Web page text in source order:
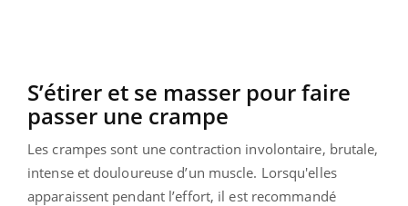
S’étirer et se masser pour faire
passer une crampe
Les crampes sont une contraction involontaire, brutale,
intense et douloureuse d’un muscle. Lorsqu'elles
apparaissent pendant l’effort, il est recommandé